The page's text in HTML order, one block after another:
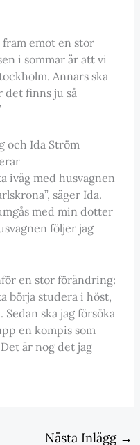
fram emot en stor
i sommar är att vi
Annars ska
det finns ju så
och Ida Ström
iväg med husvagnen
säger Ida.
med min dotter
följer jag
en stor förändring:
börja studera i höst,
ska jag försöka
en kompis som
är nog det jag
Nästa Inlägg →